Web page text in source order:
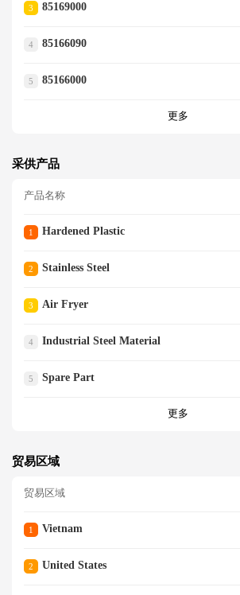
3 85169000
4 85166090
5 85166000
更多
采供产品
产品名称
1 Hardened Plastic
2 Stainless Steel
3 Air Fryer
4 Industrial Steel Material
5 Spare Part
更多
贸易区域
贸易区域
1 Vietnam
2 United States